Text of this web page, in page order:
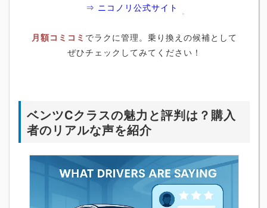
⇒ ニコノリ公式サイト
月額コミコミ でラクに管理。乗り換えの候補として
ぜひチェックしてみてください！
ベンツCクラスの魅力と評判は？購入
者のリアルな声を紹介